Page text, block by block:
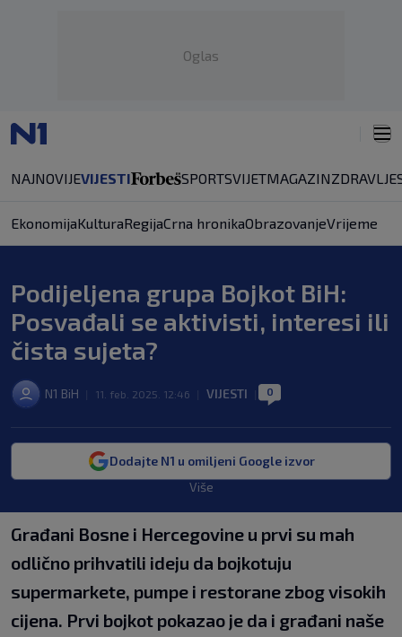
Oglas
NAJNOVIJEVIJESTI SPORTSVIJETMAGAZINZDRAVLJE
EkonomijaKulturaRegijaCrna hronikaObrazovanjeVrijeme
Podijeljena grupa Bojkot BiH:
Posvađali se aktivisti, interesi ili
čista sujeta?
N1 BiH 11. feb. 2025. 12:46 VIJESTI 0
Dodajte N1 u omiljeni Google izvor
Više
Građani Bosne i Hercegovine u prvi su mah
odlično prihvatili ideju da bojkotuju
supermarkete, pumpe i restorane zbog visokih
cijena. Prvi bojkot pokazao je da i građani naše